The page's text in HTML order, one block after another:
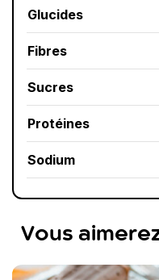
Glucides
Fibres
Sucres
Protéines
Sodium
Vous